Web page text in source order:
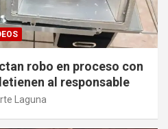
robo en proceso con
al responsable
Laguna